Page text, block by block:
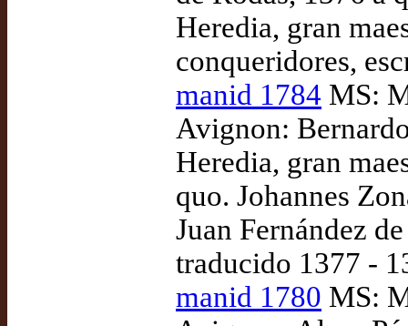
Heredia, gran
conqueridores,
manid 1784 MS:
Avignon:
Heredia, gran
quo. Johannes
Juan Fernández
traducido 1377 -
manid 1780 MS: